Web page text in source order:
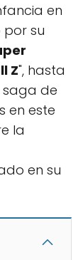
en
por su
Z", hasta
saga de
en este
la
en su